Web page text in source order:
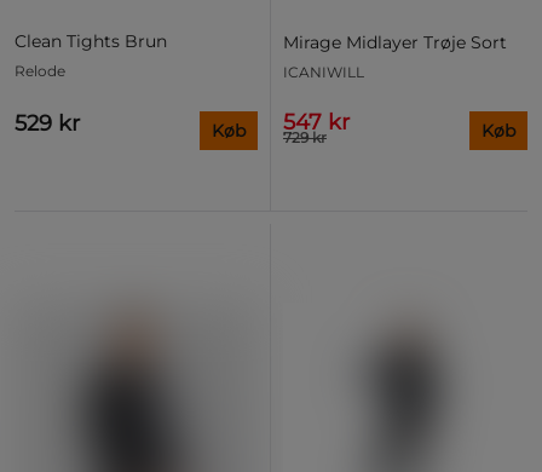
Clean Tights Brun
Relode
529 kr Køb
Mirage Midlayer Trøje Sort
ICANIWILL
547 kr
729 kr Køb